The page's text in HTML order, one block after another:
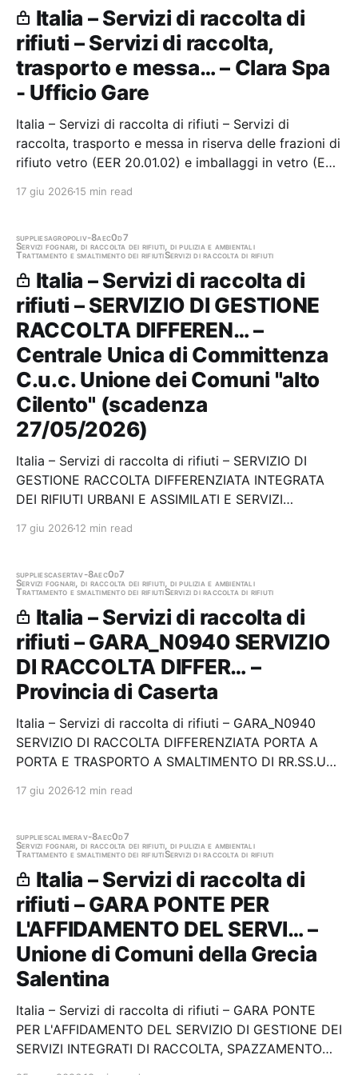
Italia – Servizi di raccolta di
rifiuti – Servizi di raccolta,
trasporto e messa… – Clara Spa
- Ufficio Gare
Italia – Servizi di raccolta di rifiuti – Servizi di
raccolta, trasporto e messa in riserva delle frazioni di
rifiuto vetro (EER 20.01.02) e imballaggi in vetro (EER
territoriale di CLARA S.p.A. Stazione appaltante:
17 giu 2026 15 min read
suppliesagropoliv-8aec0d7
Servizi fognari, di raccolta dei rifiuti, di pulizia e ambientali
Trattamento e smaltimento dei rifiutiServizi di raccolta di rifiuti
Italia – Servizi di raccolta di
rifiuti – SERVIZIO DI GESTIONE
RACCOLTA DIFFEREN… –
Centrale Unica di Committenza
C.u.c. Unione dei Comuni "alto
Cilento" (scadenza
27/05/2026)
Italia – Servizi di raccolta di rifiuti – SERVIZIO DI
GESTIONE RACCOLTA DIFFERENZIATA INTEGRATA
DEI RIFIUTI URBANI E ASSIMILATI E SERVIZI
VALEVOLE PER UN QUADRIENNIO Stazione
Unione dei Comuni "alto Cilento"…
17 giu 2026 12 min read
suppliescasertav-8aec0d7
Servizi fognari, di raccolta dei rifiuti, di pulizia e ambientali
Trattamento e smaltimento dei rifiutiServizi di raccolta di rifiuti
Italia – Servizi di raccolta di
rifiuti – GARA_N0940 SERVIZIO
DI RACCOLTA DIFFER… –
Provincia di Caserta
Italia – Servizi di raccolta di rifiuti – GARA_N0940
SERVIZIO DI RACCOLTA DIFFERENZIATA PORTA A
PORTA E TRASPORTO A SMALTIMENTO DI RR.SS.UU.
Stazione appaltante: Provincia di Caserta Gara
17 giu 2026 12 min read
suppliescalimerav-8aec0d7
Servizi fognari, di raccolta dei rifiuti, di pulizia e ambientali
Trattamento e smaltimento dei rifiutiServizi di raccolta di rifiuti
Italia – Servizi di raccolta di
rifiuti – GARA PONTE PER
L'AFFIDAMENTO DEL SERVI… –
Unione di Comuni della Grecia
Salentina
Italia – Servizi di raccolta di rifiuti – GARA PONTE
PER L'AFFIDAMENTO DEL SERVIZIO DI GESTIONE DEI
SERVIZI INTEGRATI DI RACCOLTA, SPAZZAMENTO